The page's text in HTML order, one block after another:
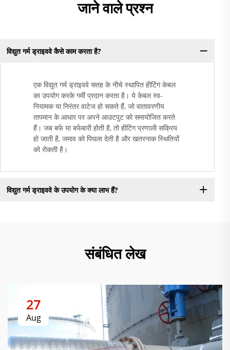
जाने वाले प्रश्न
विद्युत गर्म ड्राइववे कैसे काम करता है?
एक विद्युत गर्म ड्राइववे सतह के नीचे स्थापित हीटिंग केबल
का उपयोग करके गर्मी प्रदान करता है। ये केबल स्व-
नियामक या निरंतर वाटेज हो सकते हैं, जो वातावरणीय
तापमान के आधार पर अपने आउटपुट को समायोजित करते
हैं। जब बर्फ या बर्फबारी होती है, तो हीटिंग प्रणाली सक्रिय
हो जाती है, जमाव को पिघला देती है और खतरनाक स्थितियों
को रोकती है।
विद्युत गर्म ड्राइववे के उपयोग के क्या लाभ हैं?
संबंधित लेख
27
Aug